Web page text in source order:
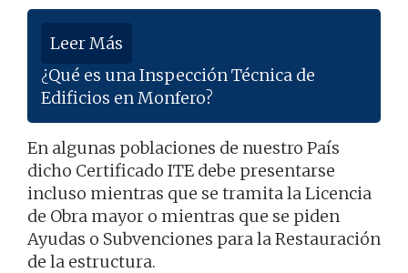
Leer Más
¿Qué es una Inspección Técnica de
Edificios en Monfero?
En algunas poblaciones de nuestro País
dicho Certificado ITE debe presentarse
incluso mientras que se tramita la Licencia
de Obra mayor o mientras que se piden
Ayudas o Subvenciones para la Restauración
de la estructura.